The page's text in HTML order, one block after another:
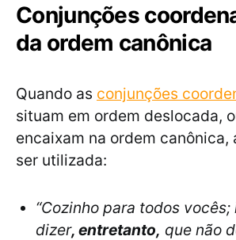
Conjunções
da ordem canônica
Quando as conjunções
situam em ordem deslocada,
encaixam na ordem canônica,
ser utilizada:
“Cozinho para todos
dizer, entretanto, que não